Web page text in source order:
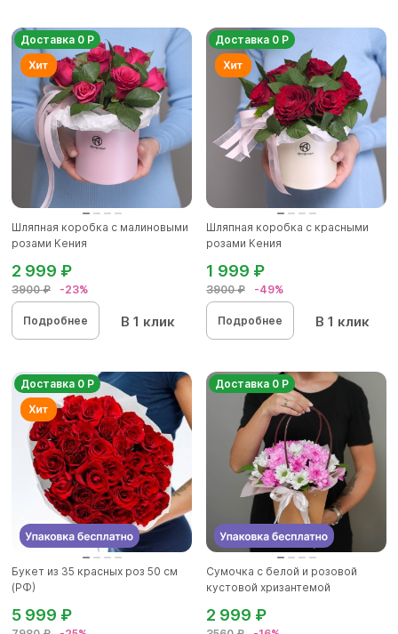
Доставка 0 Р
Шляпная коробка с малиновыми
розами Кения
3900 ₽ -23%
2 999 ₽
Подробнее В 1 клик
Доставка 0 Р
Шляпная коробка с красными
розами Кения
3900 ₽ -49%
1 999 ₽
Подробнее В 1 клик
Доставка 0 Р
Букет из 35 красных роз 50 см
(РФ)
5 999 ₽
Доставка 0 Р
Сумочка с белой и розовой
кустовой хризантемой
2 999 ₽